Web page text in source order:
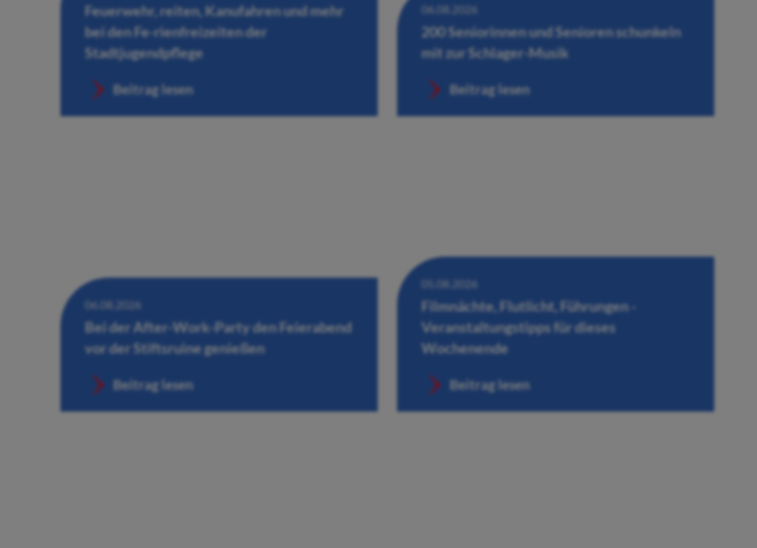
Feuerwehr, reiten, Kanufahren und mehr
bei den Fe-rienfreizeiten der
Stadtjugendpflege
Beitrag lesen
06.08.2026
200 Seniorinnen und Senioren schunkeln
mit zur Schlager-Musik
Beitrag lesen
06.08.2026
Bei der After-Work-Party den Feierabend
vor der Stiftsruine genießen
Beitrag lesen
05.08.2026
Filmnächte, Flutlicht, Führungen -
Veranstaltungstipps für dieses
Wochenende
Beitrag lesen